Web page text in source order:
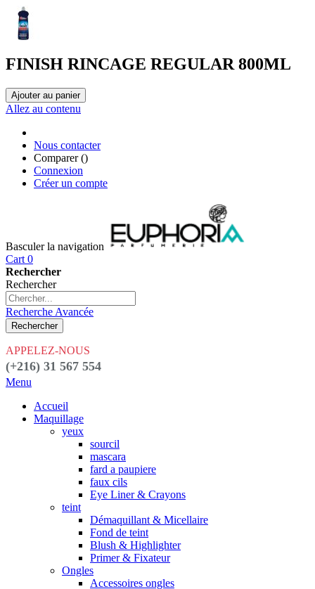
FINISH RINCAGE REGULAR 800ML
Ajouter au panier
Allez au contenu
Nous contacter
Comparer ()
Connexion
Créer un compte
Basculer la navigation
Cart 0
Rechercher
Rechercher
Recherche Avancée
Rechercher
APPELEZ-NOUS
(+216) 31 567 554
Menu
Accueil
Maquillage
yeux
sourcil
mascara
fard a paupiere
faux cils
Eye Liner & Crayons
teint
Démaquillant & Micellaire
Fond de teint
Blush & Highlighter
Primer & Fixateur
Ongles
Accessoires ongles